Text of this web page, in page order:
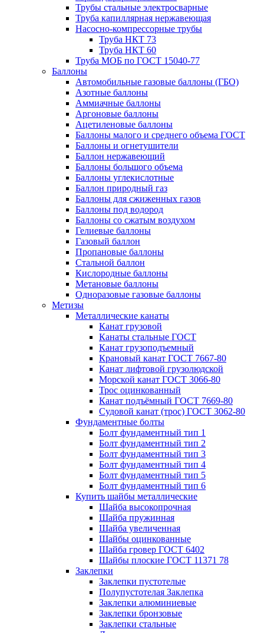
Трубы стальные электросварные
Труба капиллярная нержавеющая
Насосно-компрессорные трубы
Труба НКТ 73
Труба НКТ 60
Труба МОБ по ГОСТ 15040-77
Баллоны
Автомобильные газовые баллоны (ГБО)
Азотные баллоны
Аммиачные баллоны
Аргоновые баллоны
Ацетиленовые баллоны
Баллоны малого и среднего объема ГОСТ
Баллоны и огнетушители
Баллон нержавеющий
Баллоны большого объема
Баллоны углекислотные
Баллон природный газ
Баллоны для сжиженных газов
Баллоны под водород
Баллоны со сжатым воздухом
Гелиевые баллоны
Газовый баллон
Пропановые баллоны
Стальной баллон
Кислородные баллоны
Метановые баллоны
Одноразовые газовые баллоны
Метизы
Металлические канаты
Канат грузовой
Канаты стальные ГОСТ
Канат грузоподъемный
Крановый канат ГОСТ 7667-80
Канат лифтовой грузолюдской
Морской канат ГОСТ 3066-80
Трос оцинкованный
Канат подъёмный ГОСТ 7669-80
Судовой канат (трос) ГОСТ 3062-80
Фундаментные болты
Болт фундаментный тип 1
Болт фундаментный тип 2
Болт фундаментный тип 3
Болт фундаментный тип 4
Болт фундаментный тип 5
Болт фундаментный тип 6
Купить шайбы металлические
Шайба высокопрочная
Шайба пружинная
Шайба увеличенная
Шайбы оцинкованные
Шайба гровер ГОСТ 6402
Шайбы плоские ГОСТ 11371 78
Заклепки
Заклепки пустотелые
Полупустотелая Заклепка
Заклепки алюминиевые
Заклепки бронзовые
Заклепки стальные